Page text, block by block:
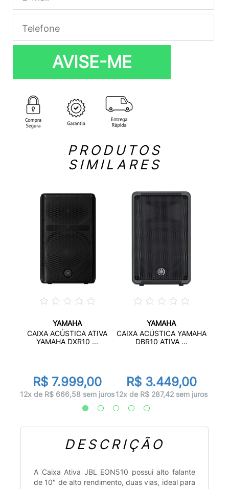
AVISE-ME
PRODUTOS
SIMILARES
YAMAHA
CAIXA ACÚSTICA ATIVA
YAMAHA DXR10 ...
R$ 7.999,00
12x de R$ 666,58 sem juros
YAMAHA
CAIXA ACÚSTICA YAMAHA
DBR10 ATIVA ...
R$ 3.449,00
12x de R$ 287,42 sem juros
DESCRIÇÃO
A Caixa Ativa JBL EON510 possui alto falante
de 10" de alto rendimento, duas vias, ideal para